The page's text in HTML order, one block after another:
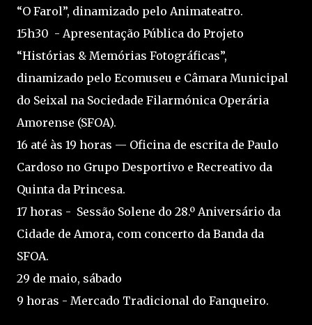
“O Farol”, dinamizado pelo Animateatro.
15h30 - Apresentação Pública do Projeto
“Histórias & Memórias Fotográficas”,
dinamizado pelo Ecomuseu e Câmara Municipal
do Seixal na Sociedade Filarmónica Operária
Amorense (SFOA).
16 até às 19 horas — Oficina de escrita de Paulo
Cardoso no Grupo Desportivo e Recreativo da
Quinta da Princesa.
17 horas - Sessão Solene do 28.º Aniversário da
Cidade de Amora, com concerto da Banda da
SFOA.
29 de maio, sábado
9 horas - Mercado Tradicional do Fanqueiro.